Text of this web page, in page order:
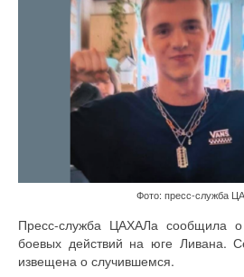
Фото: пресс-служба
Пресс-служба ЦАХАЛа сообщила
боевых действий на юге Ливана.
извещена о случившемся.